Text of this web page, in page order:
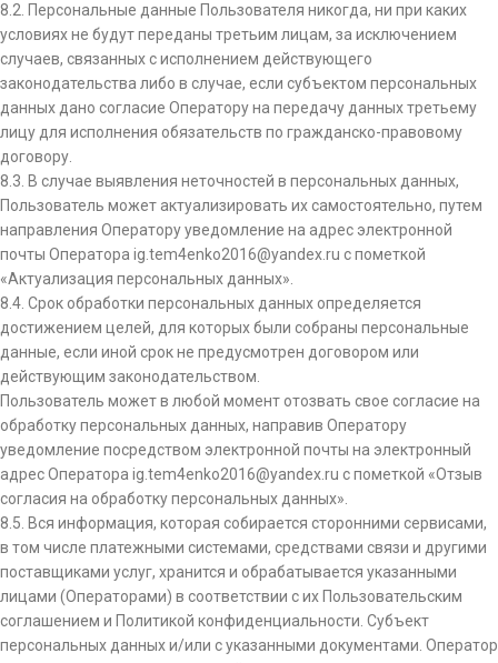
8.2. Персональные данные Пользователя никогда, ни при каких
условиях не будут переданы третьим лицам, за исключением
случаев, связанных с исполнением действующего
законодательства либо в случае, если субъектом персональных
данных дано согласие Оператору на передачу данных третьему
лицу для исполнения обязательств по гражданско-правовому
договору.
8.3. В случае выявления неточностей в персональных данных,
Пользователь может актуализировать их самостоятельно, путем
направления Оператору уведомление на адрес электронной
почты Оператора ig.tem4enko2016@yandex.ru с пометкой
«Актуализация персональных данных».
8.4. Срок обработки персональных данных определяется
достижением целей, для которых были собраны персональные
данные, если иной срок не предусмотрен договором или
действующим законодательством.
Пользователь может в любой момент отозвать свое согласие на
обработку персональных данных, направив Оператору
уведомление посредством электронной почты на электронный
адрес Оператора ig.tem4enko2016@yandex.ru с пометкой «Отзыв
согласия на обработку персональных данных».
8.5. Вся информация, которая собирается сторонними сервисами,
в том числе платежными системами, средствами связи и другими
поставщиками услуг, хранится и обрабатывается указанными
лицами (Операторами) в соответствии с их Пользовательским
соглашением и Политикой конфиденциальности. Субъект
персональных данных и/или с указанными документами. Оператор